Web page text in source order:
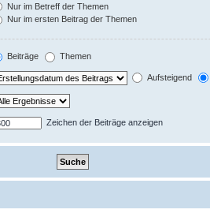
Nur im Betreff der Themen
Nur im ersten Beitrag der Themen
Beiträge Themen
Aufsteigend
Zeichen der Beiträge anzeigen